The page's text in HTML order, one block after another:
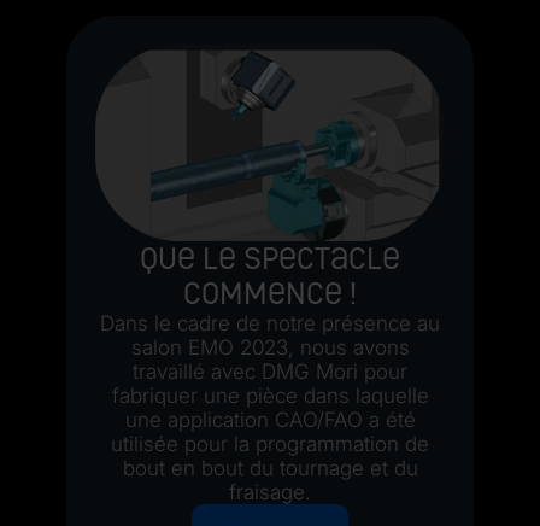
Que le spectacle
commence !
Dans le cadre de notre présence au
salon EMO 2023, nous avons
travaillé avec DMG Mori pour
fabriquer une pièce dans laquelle
une application CAO/FAO a été
utilisée pour la programmation de
bout en bout du tournage et du
fraisage.